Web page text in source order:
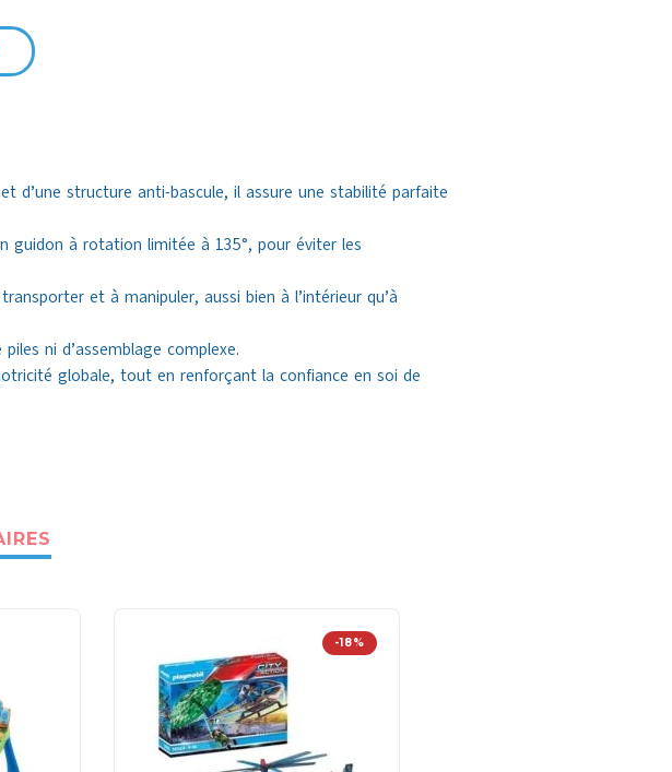
d’une structure anti-bascule, il assure une stabilité parfaite
guidon à rotation limitée à 135°, pour éviter les
et à manipuler, aussi bien à l’intérieur qu’à
ni d’assemblage complexe.
globale, tout en renforçant la confiance en soi de
-18%